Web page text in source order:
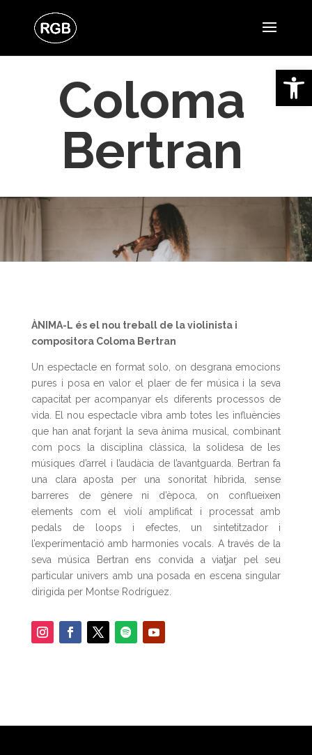
Obre
Coloma
Bertran
ÀNIMA-L és el nou treball de la violinista i
compositora Coloma Bertran
Un espectacle en format solo, on desgrana emocions
pures i posa en valor el plaer de fer música i la seva
capacitat per acompanyar els diferents processos de
vida. El nou espectacle vibra amb totes les influències
que han anat forjant la seva ànima musical, combinant
com pocs la disciplina clàssica, la solidesa de les
músiques d’arrel i l’audàcia de l’avantguarda. Bertran fa
una clara aposta per una sonoritat híbrida, sense
barreres de gènere ni d’època, on conflueixen
elements com el violí amplificat i processat amb
pedals de loops i efectes, un sintetitzador i
l’experimentació amb harmonies vocals. A través de la
seva música Bertran ens convida a viatjar pel seu
particular univers amb una posada en escena singular
dirigida per Montse Rodríguez.